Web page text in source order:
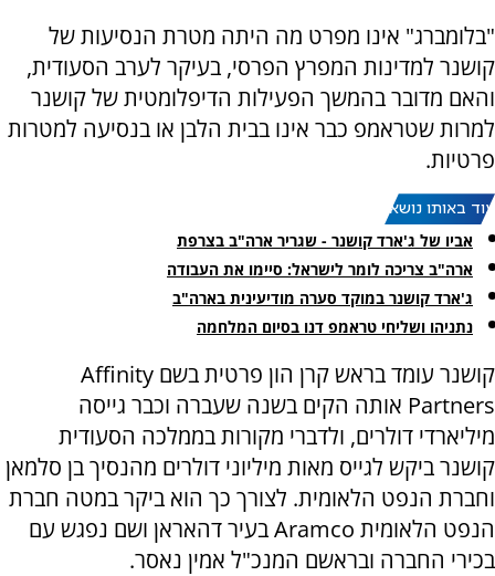
"בלומברג" אינו מפרט מה היתה מטרת הנסיעות של
קושנר למדינות המפרץ הפרסי, בעיקר לערב הסעודית,
והאם מדובר בהמשך הפעילות הדיפלומטית של קושנר
למרות שטראמפ כבר אינו בבית הלבן או בנסיעה למטרות
פרטיות.
עוד באותו נושא:
אביו של ג'ארד קושנר - שגריר ארה"ב בצרפת
ארה"ב צריכה לומר לישראל: סיימו את העבודה
ג'ארד קושנר במוקד סערה מודיעינית בארה"ב
נתניהו ושליחי טראמפ דנו בסיום המלחמה
קושנר עומד בראש קרן הון פרטית בשם Affinity
Partners אותה הקים בשנה שעברה וכבר גייסה
מיליארדי דולרים, ולדברי מקורות בממלכה הסעודית
קושנר ביקש לגייס מאות מיליוני דולרים מהנסיך בן סלמאן
וחברת הנפט הלאומית. לצורך כך הוא ביקר במטה חברת
הנפט הלאומית Aramcoבעיר דהאראן ושם נפגש עם
בכירי החברה ובראשם המנכ"ל אמין נאסר.